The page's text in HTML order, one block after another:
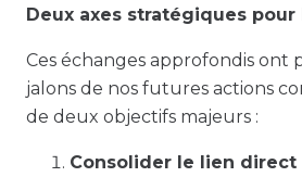
Deux axes stratégiques
Ces échanges approfondis ont
jalons de nos futures actions
de deux objectifs majeurs :
Consolider le lien direct